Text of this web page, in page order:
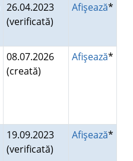
26.04.2023
(verificată)
Afişează*
08.07.2026
(creată)
Afişează*
19.09.2023
(verificată)
Afişează*